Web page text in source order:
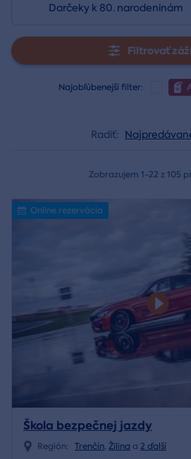
Darčeky k 80. narodeninám
Filtrovať
Najobľúbenejší filter:
Radiť:
Zobrazujem 1-22 z 105
Online rezervácia
Škola bezpečnej jazdy
Región: Trenčín, Žilina a 2 ďalší